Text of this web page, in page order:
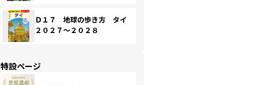
Ｄ１７ 地球の歩き方 タイ
２０２７～２０２８
特設ページ